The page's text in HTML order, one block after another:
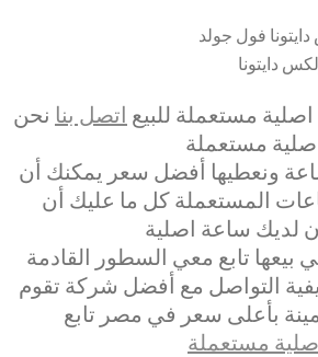
دايتونا
مستعملة للبيع اتصل بنا نحن
مستعملة
ونعطيها أفضل سعر يمكنك أن
المستعملة كل ما عليك أن
لديك ساعة اصلية
تابع معي السطور القادمة
التواصل مع أفضل شركة تقوم
بأعلى سعر في مصر تابع
مستعملة